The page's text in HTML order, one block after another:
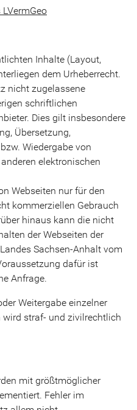
Inhalte (Layout,
dem Urheberrecht.
nicht zugelassene
schriftlichen
Dies gilt insbesondere
Übersetzung,
Wiedergabe von
elektronischen
Webseiten nur für den
kommerziellen Gebrauch
hinaus kann die nicht
der Webseiten der
Sachsen-Anhalt vom
dafür ist
Anfrage.
Weitergabe einzelner
wird straf- und zivilrechtlich
mit größtmöglicher
Fehler im